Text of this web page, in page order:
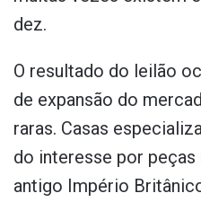
dez.
O resultado do leilão
de expansão do
raras. Casas
do interesse por
antigo Império